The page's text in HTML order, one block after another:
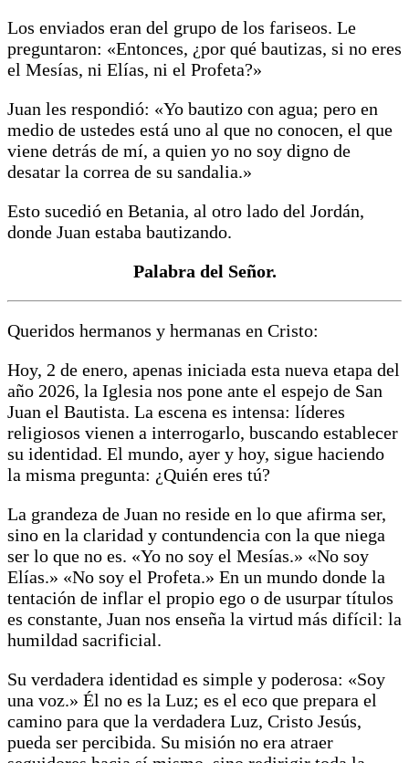
Los enviados eran del grupo de los fariseos. Le
preguntaron: «Entonces, ¿por qué bautizas, si no eres
el Mesías, ni Elías, ni el Profeta?»
Juan les respondió: «Yo bautizo con agua; pero en
medio de ustedes está uno al que no conocen, el que
viene detrás de mí, a quien yo no soy digno de
desatar la correa de su sandalia.»
Esto sucedió en Betania, al otro lado del Jordán,
donde Juan estaba bautizando.
Palabra del Señor.
Queridos hermanos y hermanas en Cristo:
Hoy, 2 de enero, apenas iniciada esta nueva etapa del
año 2026, la Iglesia nos pone ante el espejo de San
Juan el Bautista. La escena es intensa: líderes
religiosos vienen a interrogarlo, buscando establecer
su identidad. El mundo, ayer y hoy, sigue haciendo
la misma pregunta: ¿Quién eres tú?
La grandeza de Juan no reside en lo que afirma ser,
sino en la claridad y contundencia con la que niega
ser lo que no es. «Yo no soy el Mesías.» «No soy
Elías.» «No soy el Profeta.» En un mundo donde la
tentación de inflar el propio ego o de usurpar títulos
es constante, Juan nos enseña la virtud más difícil: la
humildad sacrificial.
Su verdadera identidad es simple y poderosa: «Soy
una voz.» Él no es la Luz; es el eco que prepara el
camino para que la verdadera Luz, Cristo Jesús,
pueda ser percibida. Su misión no era atraer